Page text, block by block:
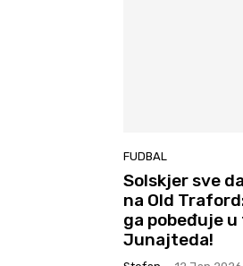
FUDBAL
Solskjer sve
na Old
ga pobeđuje
Junajteda!